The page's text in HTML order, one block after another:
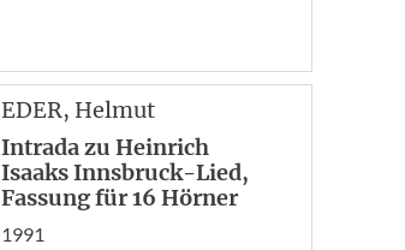
EDER, Helmut
Intrada zu Heinrich
Isaaks Innsbruck-Lied,
Fassung für 16 Hörner
1991